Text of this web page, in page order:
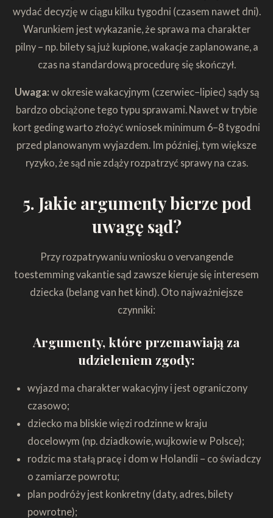
wydać decyzję w ciągu kilku tygodni (czasem nawet dni).
Warunkiem jest wykazanie, że sprawa ma charakter
pilny – np. bilety są już kupione, wakacje zaplanowane, a
czas na standardową procedurę się skończył.
Uwaga: w okresie wakacyjnym (czerwiec–lipiec) sądy są
bardzo obciążone tego typu sprawami. Nawet w trybie
kort geding warto złożyć wniosek minimum 6–8 tygodni
przed planowanym wyjazdem. Im później, tym większe
ryzyko, że sąd nie zdąży rozpatrzyć sprawy na czas.
5. Jakie argumenty bierze pod
uwagę sąd?
Przy rozpatrywaniu wniosku o vervangende
toestemming vakantie sąd zawsze kieruje się interesem
dziecka (belang van het kind). Oto najważniejsze
czynniki:
Argumenty, które przemawiają za
udzieleniem zgody:
wyjazd ma charakter wakacyjny i jest ograniczony
czasowo;
dziecko ma bliskie więzi rodzinne w kraju
docelowym (np. dziadkowie, wujkowie w Polsce);
rodzic ma stałą pracę i dom w Holandii – co świadczy
o zamiarze powrotu;
plan podróży jest konkretny (daty, adres, bilety
powrotne);